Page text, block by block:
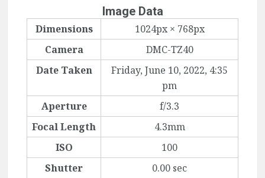
Image Data
Dimensions
1024px × 768px
Camera
DMC-TZ40
Date Taken
Friday, June 10, 2022, 4:35
pm
Aperture
f/3.3
Focal Length
4.3mm
ISO
100
Shutter
0.00 sec